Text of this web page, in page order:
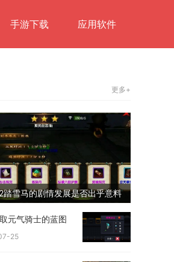
手游下载 应用软件
更多+
踏雪马的剧情发展是否出乎意料
元气骑士的蓝图
25